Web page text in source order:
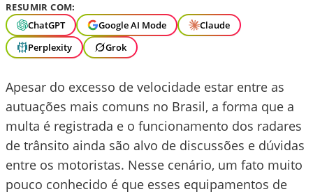
RESUMIR COM:
ChatGPT
Google AI Mode
Claude
Perplexity
Grok
Apesar do excesso de velocidade estar entre as
autuações mais comuns no Brasil, a forma que a
multa é registrada e o funcionamento dos radares
de trânsito ainda são alvo de discussões e dúvidas
entre os motoristas. Nesse cenário, um fato muito
pouco conhecido é que esses equipamentos de